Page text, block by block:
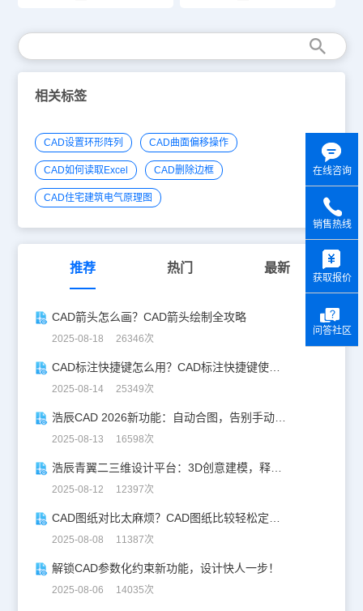
相关标签
CAD设置环形阵列 CAD曲面偏移操作
CAD如何读取Excel CAD删除边框
CAD住宅建筑电气原理图
推荐 热门 最新
CAD箭头怎么画？CAD箭头绘制全攻略
2025-08-18 26346次
CAD标注快捷键怎么用？CAD标注快捷键使用教程
2025-08-14 25349次
浩辰CAD 2026新功能：自动合图，告别手动拼图！
2025-08-13 16598次
浩辰青翼二三维设计平台：3D创意建模，释放创意生产力！
2025-08-12 12397次
CAD图纸对比太麻烦？CAD图纸比较轻松定位修改，开启高效设计之旅
2025-08-08 11387次
解锁CAD参数化约束新功能，设计快人一步！
2025-08-06 14035次
在线咨询
销售热线
获取报价
问答社区